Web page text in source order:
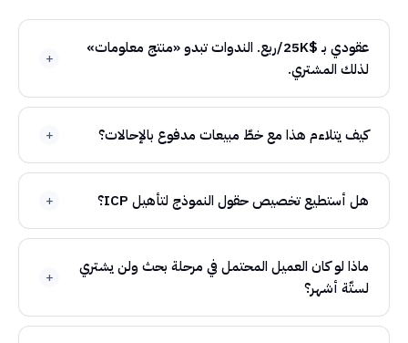
عقودي بـ $25K/ربع. الندوات تبدو «منتج معلومات»
لذلك المشتري.
كيف يتلاءم هذا مع خطّ مبيعات مدفوع بالإحالات؟
هل أستطيع تخصيص حقول النموذج لتأهيل ICP؟
ماذا لو كان العميل المحتمل في مرحلة بحث ولن يشتري
لستّة أشهر؟